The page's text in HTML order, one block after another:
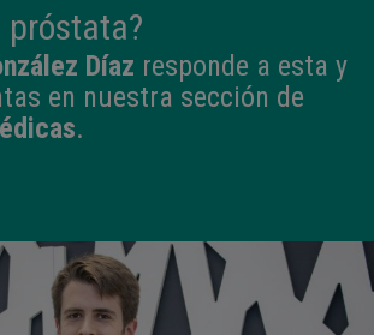
próstata?
Díaz responde a esta y
en nuestra sección de
.